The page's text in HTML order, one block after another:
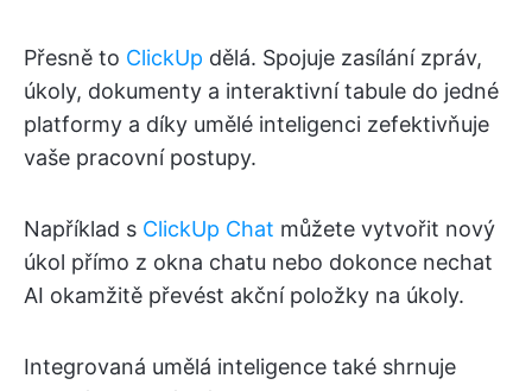
Přesně to ClickUp dělá. Spojuje zasílání zpráv,
úkoly, dokumenty a interaktivní tabule do jedné
platformy a díky umělé inteligenci zefektivňuje
vaše pracovní postupy.
Například s ClickUp Chat můžete vytvořit nový
úkol přímo z okna chatu nebo dokonce nechat
AI okamžitě převést akční položky na úkoly.
Integrovaná umělá inteligence také shrnuje